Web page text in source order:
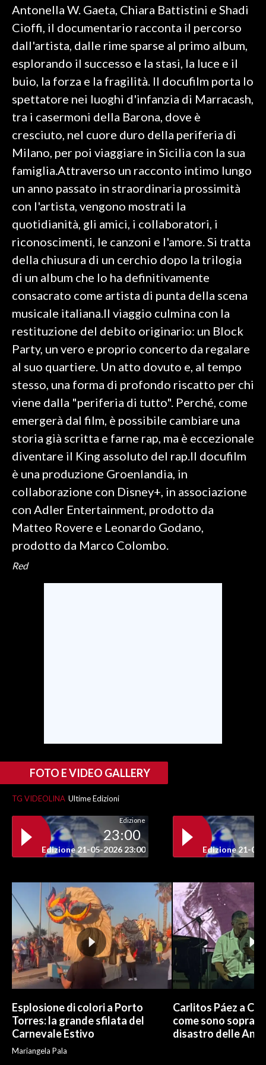
INFO AZIENDE
ABBONATI
ANNUNCI
NECROLOGI
PUBBLICITÀ
SPIAGGE
STORE
Antonella W. Gaeta, Chiara Battistini e Shadi
Cioffi, il documentario racconta il percorso
dall'artista, dalle rime sparse al primo album,
esplorando il successo e la stasi, la luce e il
buio, la forza e la fragilità. Il docufilm porta lo
spettatore nei luoghi d'infanzia di Marracash,
tra i casermoni della Barona, dove è
cresciuto, nel cuore duro della periferia di
Milano, per poi viaggiare in Sicilia con la sua
famiglia.Attraverso un racconto intimo lungo
un anno passato in straordinaria prossimità
con l'artista, vengono mostrati la
quotidianità, gli amici, i collaboratori, i
riconoscimenti, le canzoni e l'amore. Si tratta
della chiusura di un cerchio dopo la trilogia
di un album che lo ha definitivamente
consacrato come artista di punta della scena
musicale italiana.Il viaggio culmina con la
restituzione del debito originario: un Block
Party, un vero e proprio concerto da regalare
al suo quartiere. Un atto dovuto e, al tempo
stesso, una forma di profondo riscatto per chi
viene dalla "periferia di tutto". Perché, come
emergerà dal film, è possibile cambiare una
storia già scritta e farne rap, ma è eccezionale
diventare il King assoluto del rap.Il docufilm
è una produzione Groenlandia, in
collaborazione con Disney+, in associazione
con Adler Entertainment, prodotto da
Matteo Rovere e Leonardo Godano,
prodotto da Marco Colombo.
Red
FOTO E VIDEO GALLERY
TG VIDEOLINA Ultime Edizioni
Edizione
23:00
Edizione 21-05-2026 23:00 Edizione 21-05-
Esplosione di colori a Porto
Torres: la grande sfilata del
Carnevale Estivo
Mariangela Pala
Carlitos Páez a
come sono
disastro delle